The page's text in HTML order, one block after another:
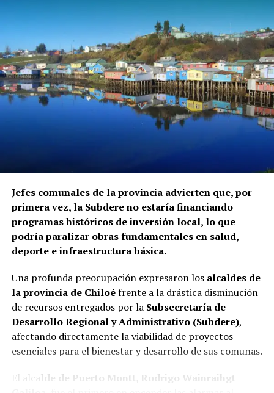
Jefes comunales de la provincia advierten que, por
primera vez, la Subdere no estaría financiando
programas históricos de inversión local, lo que
podría paralizar obras fundamentales en salud,
deporte e infraestructura básica.
Una profunda preocupación expresaron los alcaldes de
la provincia de Chiloéfrente a la drástica disminución
de recursos entregados por la Subsecretaría de
Desarrollo Regional y Administrativo (Subdere),
afectando directamente la viabilidad de proyectos
esenciales para el bienestar y desarrollo de sus comunas.
El alca lde de Puerto Montt, Rodrigo Wainraihgt